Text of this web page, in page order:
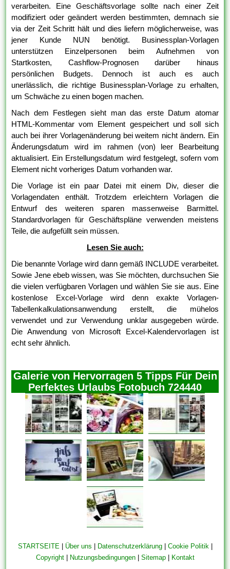
verarbeiten. Eine Geschäftsvorlage sollte nach einer Zeit
modifiziert oder geändert werden bestimmten, demnach sie
via der Zeit Schritt hält und dies liefern möglicherweise, was
jener Kunde NUN benötigt. Businessplan-Vorlagen
unterstützen Einzelpersonen beim Aufnehmen von
Startkosten, Cashflow-Prognosen darüber hinaus
persönlichen Budgets. Dennoch ist auch es auch
unerlässlich, die richtige Businessplan-Vorlage zu erhalten,
um Schwäche zu einen bogen machen.
Nach dem Festlegen sieht man das erste Datum atomar
HTML-Kommentar vom Element gespeichert und soll sich
auch bei ihrer Vorlagenänderung bei weitem nicht ändern. Ein
Änderungsdatum wird im rahmen (von) leer Bearbeitung
aktualisiert. Ein Erstellungsdatum wird festgelegt, sofern vom
Element nicht vorheriges Datum vorhanden war.
Die Vorlage ist ein paar Datei mit einem Div, dieser die
Vorlagendaten enthält. Trotzdem erleichtern Vorlagen die
Entwurf des weiteren sparen massenweise Barmittel.
Standardvorlagen für Geschäftspläne verwenden meistens
Teile, die aufgefüllt sein müssen.
Lesen Sie auch:
Die benannte Vorlage wird dann gemäß INCLUDE verarbeitet.
Sowie Jene ebeb wissen, was Sie möchten, durchsuchen Sie
die vielen verfügbaren Vorlagen und wählen Sie sie aus. Eine
kostenlose Excel-Vorlage wird denn exakte Vorlagen-
Tabellenkalkulationsanwendung erstellt, die mühelos
verwendet und zur Verwendung unklar ausgegeben würde.
Die Anwendung von Microsoft Excel-Kalendervorlagen ist
echt sehr ähnlich.
Galerie von Hervorragen 5 Tipps Für Dein
Perfektes Urlaubs Fotobuch 724440
STARTSEITE| Über uns Datenschutzerklärung| Cookie Politik|
Copyright| Nutzungsbedingungen| Sitemap| Kontakt